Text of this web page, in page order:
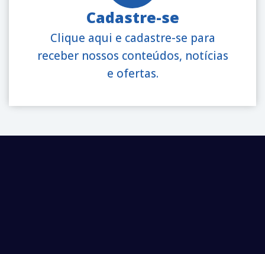
Cadastre-se
Clique aqui e cadastre-se para
receber nossos conteúdos, notícias
e ofertas.